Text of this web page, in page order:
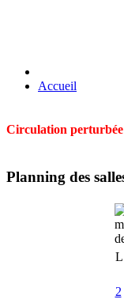
Accueil
Circulation perturbée
Planning des
L
2